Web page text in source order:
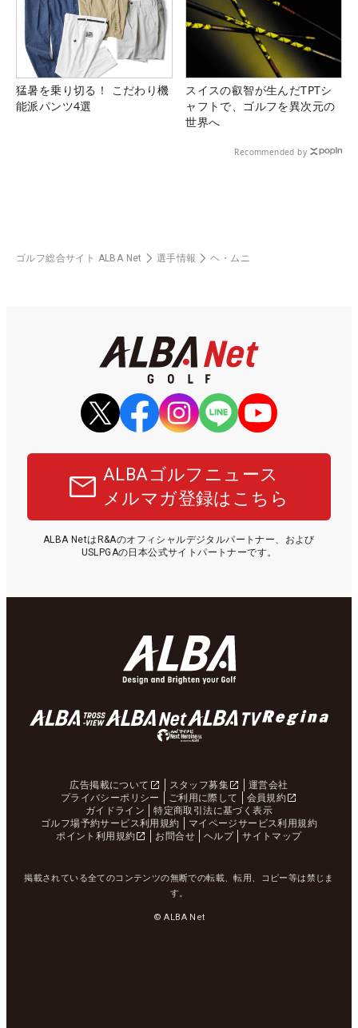
猛暑を乗り切る！ こだわり機
能派パンツ4選
スイスの叡智が生んだTPTシ
ャフトで、ゴルフを異次元の
世界へ
Recommended by
ゴルフ総合サイト ALBA Net 選手情報 ヘ・ムニ
ALBAゴルフニュース
メルマガ登録はこちら
ALBA NetはR&Aのオフィシャルデジタルパートナー、および
USLPGAの日本公式サイトパートナーです。
広告掲載について スタッフ募集
運営会社
プライバシーポリシー
ご利用に際して
会員規約
ガイドライン
特定商取引法に基づく表示
ゴルフ場予約サービス利用規約
マイページサービス利用規約
ポイント利用規約
お問合せ ヘルプ サイトマップ
掲載されている全てのコンテンツの無断での転載、転用、コピー等は禁じま
す。
© ALBA Net